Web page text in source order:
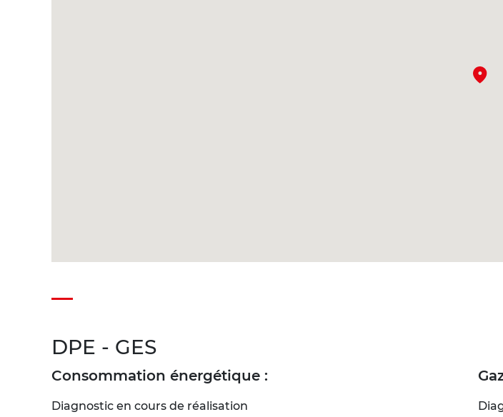
DPE - GES
Consommation énergétique :
Diagnostic en cours de réalisation